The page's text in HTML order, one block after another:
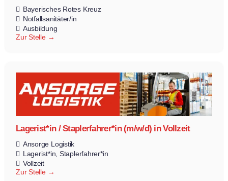
Bayerisches Rotes Kreuz
Notfallsanitäter/in
Ausbildung
Zur Stelle
Lagerist*in / Staplerfahrer*in (m/w/d) in Vollzeit
Ansorge Logistik
Lagerist*in Staplerfahrer*in
Vollzeit
Zur Stelle